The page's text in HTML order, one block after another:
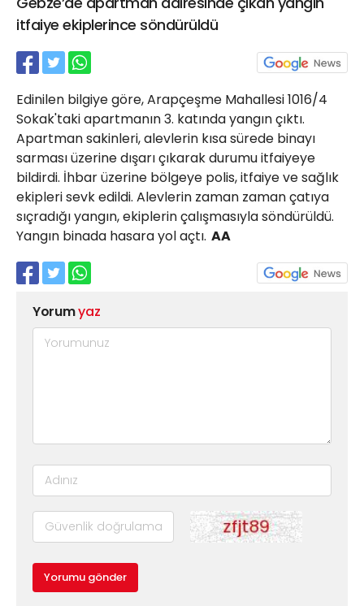
itfaiye ekiplerince söndürüldü
Edinilen bilgiye göre, Arapçeşme Mahallesi 1016/4
Sokak'taki apartmanın 3. katında yangın çıktı.
Apartman sakinleri, alevlerin kısa sürede binayı
sarması üzerine dışarı çıkarak durumu itfaiyeye
bildirdi. İhbar üzerine bölgeye polis, itfaiye ve sağlık
ekipleri sevk edildi. Alevlerin zaman zaman çatıya
sıçradığı yangın, ekiplerin çalışmasıyla söndürüldü.
Yangın binada hasara yol açtı. AA
Yorumyaz
Yorumu gönder
21 Gölcük
haber@golcukpostasi.com